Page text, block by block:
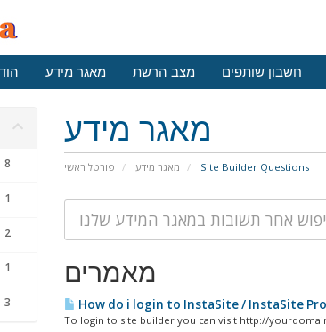
מאגר מידע מצב הרשת חשבון שותפים
מאגר מידע
פורטל ראשי מאגר מידע Site Builder Questions
8
1
2
1
3
מאמרים
How do i login to InstaSite / InstaSite
To login to site builder you can visit http://